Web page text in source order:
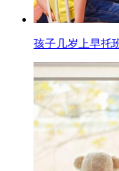
孩子几岁上早托